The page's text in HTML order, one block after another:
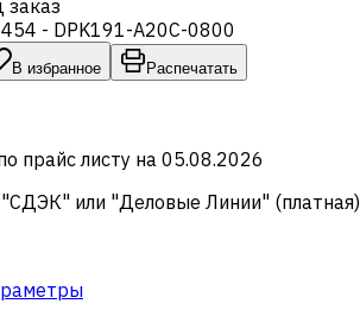
заказ
- DPK191-A20C-0800
В избранное Распечатать
прайс листу на 05.08.2026
или "Деловые Линии" (платная)